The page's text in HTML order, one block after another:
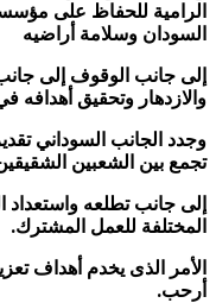
الرامية للحفاظ على
السودان وسلامة أراضيه
إلى جانب الوقوف إلى
والازدهار وتحقيق أهدافه
وجدد الجانب السوداني
تجمع بين الشعبين
إلى جانب تطلعه واستعداد
المختلفة للعمل المشترك.
الأمر الذى يخدم أهداف
أرحب.